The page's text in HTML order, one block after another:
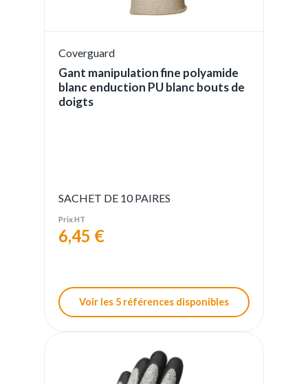
Coverguard
Gant manipulation fine polyamide
blanc enduction PU blanc bouts de
doigts
SACHET DE 10 PAIRES
Prix HT
6,45 €
Voir les 5 références disponibles